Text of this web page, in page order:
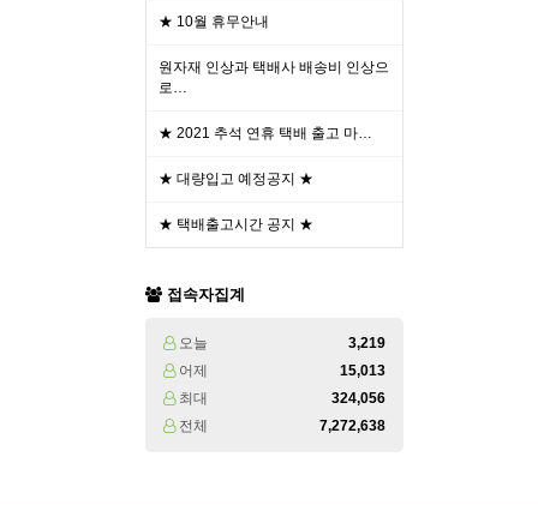
★ 10월 휴무안내
원자재 인상과 택배사 배송비 인상으
로…
★ 2021 추석 연휴 택배 출고 마…
★ 대량입고 예정공지 ★
★ 택배출고시간 공지 ★
접속자집계
오늘
3,219
어제
15,013
최대
324,056
전체
7,272,638